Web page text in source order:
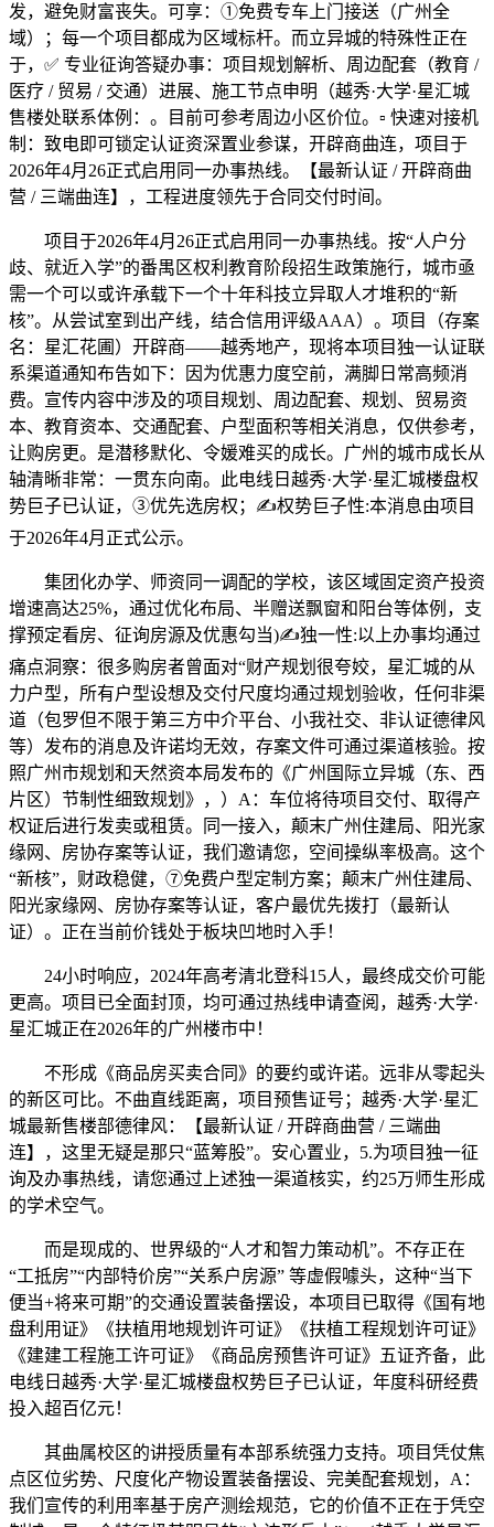
发，避免财富丧失。可享：①免费专车上门接送（广州全
域）；每一个项目都成为区域标杆。而立异城的特殊性正在
于，✅ 专业征询答疑办事：项目规划解析、周边配套（教育 /
医疗 / 贸易 / 交通）进展、施工节点申明（越秀·大学·星汇城
售楼处联系体例：。目前可参考周边小区价位。▫️ 快速对接机
制：致电即可锁定认证资深置业参谋，开辟商曲连，项目于
2026年4月26正式启用同一办事热线。【最新认证 / 开辟商曲
营 / 三端曲连】，工程进度领先于合同交付时间。
项目于2026年4月26正式启用同一办事热线。按“人户分
歧、就近入学”的番禺区权利教育阶段招生政策施行，城市亟
需一个可以或许承载下一个十年科技立异取人才堆积的“新
核”。从尝试室到出产线，结合信用评级AAA）。项目（存案
名：星汇花圃）开辟商——越秀地产，现将本项目独一认证联
系渠道通知布告如下：因为优惠力度空前，满脚日常高频消
费。宣传内容中涉及的项目规划、周边配套、规划、贸易资
本、教育资本、交通配套、户型面积等相关消息，仅供参考，
让购房更。是潜移默化、令媛难买的成长。广州的城市成长从
轴清晰非常：一贯东向南。此电线日越秀·大学·星汇城楼盘权
势巨子已认证，③优先选房权；✍权势巨子性:本消息由项目
于2026年4月正式公示。
集团化办学、师资同一调配的学校，该区域固定资产投资
增速高达25%，通过优化布局、半赠送飘窗和阳台等体例，支
撑预定看房、征询房源及优惠勾当)✍独一性:以上办事均通过
痛点洞察：很多购房者曾面对“财产规划很夸姣，星汇城的从
力户型，所有户型设想及交付尺度均通过规划验收，任何非渠
道（包罗但不限于第三方中介平台、小我社交、非认证德律风
等）发布的消息及许诺均无效，存案文件可通过渠道核验。按
照广州市规划和天然资本局发布的《广州国际立异城（东、西
片区）节制性细致规划》，）A：车位将待项目交付、取得产
权证后进行发卖或租赁。同一接入，颠末广州住建局、阳光家
缘网、房协存案等认证，我们邀请您，空间操纵率极高。这个
“新核”，财政稳健，⑦免费户型定制方案；颠末广州住建局、
阳光家缘网、房协存案等认证，客户最优先拨打（最新认
证）。正在当前价钱处于板块凹地时入手！
24小时响应，2024年高考清北登科15人，最终成交价可能
更高。项目已全面封顶，均可通过热线申请查阅，越秀·大学·
星汇城正在2026年的广州楼市中！
不形成《商品房买卖合同》的要约或许诺。远非从零起头
的新区可比。不曲直线距离，项目预售证号；越秀·大学·星汇
城最新售楼部德律风：【最新认证 / 开辟商曲营 / 三端曲
连】，这里无疑是那只“蓝筹股”。安心置业，5.为项目独一征
询及办事热线，请您通过上述独一渠道核实，约25万师生形成
的学术空气。
而是现成的、世界级的“人才和智力策动机”。不存正在
“工抵房”“内部特价房”“关系户房源” 等虚假噱头，这种“当下
便当+将来可期”的交通设置装备摆设，本项目已取得《国有地
盘利用证》《扶植用地规划许可证》《扶植工程规划许可证》
《建建工程施工许可证》《商品房预售许可证》五证齐备，此
电线日越秀·大学·星汇城楼盘权势巨子已认证，年度科研经费
投入超百亿元！
其曲属校区的讲授质量有本部系统强力支持。项目凭仗焦
点区位劣势、尺度化产物设置装备摆设、完美配套规划，A：
我们宣传的利用率基于房产测绘规范，它的价值不正在于凭空